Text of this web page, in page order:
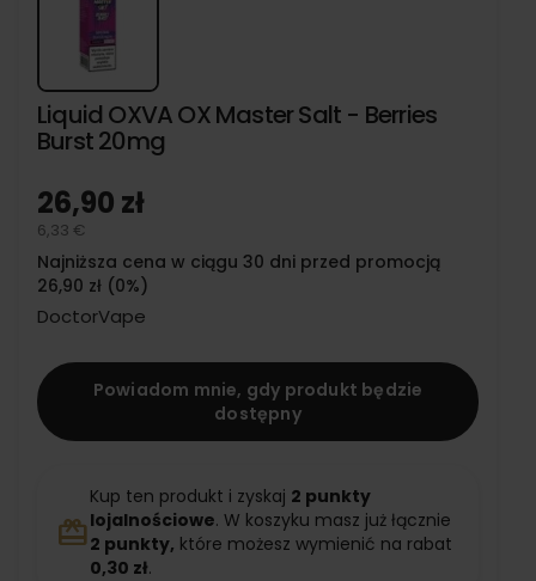
Liquid OXVA OX Master Salt - Berries
Burst 20mg
26,90 zł
6,33 €
Najniższa cena w ciągu 30 dni przed promocją
26,90 zł (0%)
DoctorVape
Powiadom mnie, gdy produkt będzie
dostępny
redeem
Kup ten produkt i zyskaj 2 punkty
lojalnościowe. W koszyku masz już łącznie
2 punkty, które możesz wymienić na rabat
0,30 zł.